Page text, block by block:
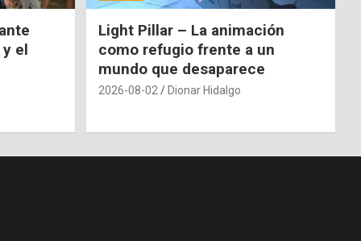
el
Light Pillar – La animación
como refugio frente a un
mundo que desaparece
2026-08-02 Dionar Hidalgo